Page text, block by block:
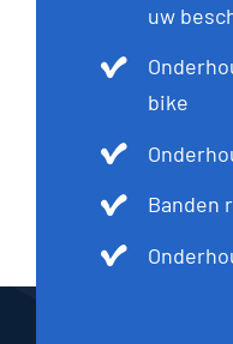
uw
bike
Banden